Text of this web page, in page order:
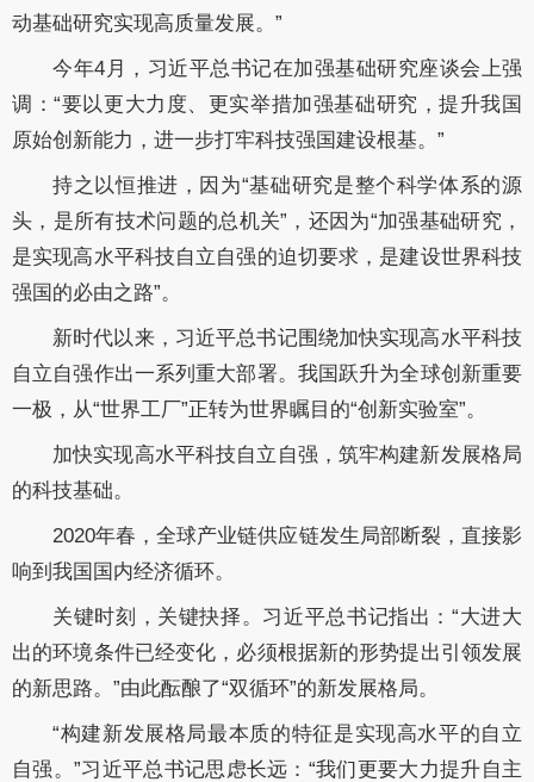
动基础研究实现高质量发展。”
今年4月，习近平总书记在加强基础研究座谈会上强
调：“要以更大力度、更实举措加强基础研究，提升我国
原始创新能力，进一步打牢科技强国建设根基。”
持之以恒推进，因为“基础研究是整个科学体系的源
头，是所有技术问题的总机关”，还因为“加强基础研究，
是实现高水平科技自立自强的迫切要求，是建设世界科技
强国的必由之路”。
新时代以来，习近平总书记围绕加快实现高水平科技
自立自强作出一系列重大部署。我国跃升为全球创新重要
一极，从“世界工厂”正转为世界瞩目的“创新实验室”。
加快实现高水平科技自立自强，筑牢构建新发展格局
的科技基础。
2020年春，全球产业链供应链发生局部断裂，直接影
响到我国国内经济循环。
关键时刻，关键抉择。习近平总书记指出：“大进大
出的环境条件已经变化，必须根据新的形势提出引领发展
的新思路。”由此酝酿了“双循环”的新发展格局。
“构建新发展格局最本质的特征是实现高水平的自立
自强。”习近平总书记思虑长远：“我们更要大力提升自主